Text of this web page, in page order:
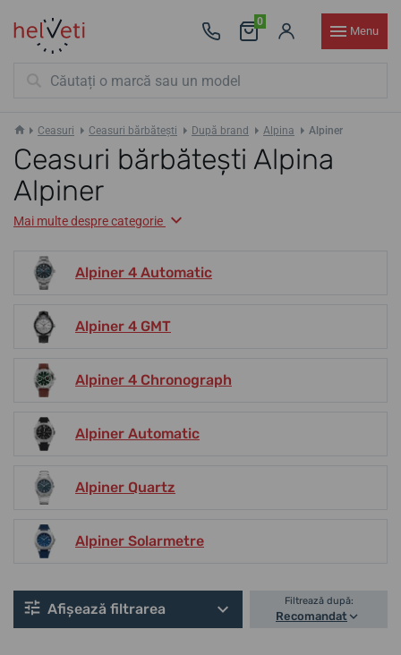
0
Menu
Ceasuri Ceasuri bărbătești După brand Alpina Alpiner
Ceasuri bărbătești Alpina
Alpiner
Mai multe despre categorie
Alpiner 4 Automatic
Alpiner 4 GMT
Alpiner 4 Chronograph
Alpiner Automatic
Alpiner Quartz
Alpiner Solarmetre
Afișează filtrarea Filtrează după:
Recomandat